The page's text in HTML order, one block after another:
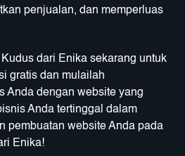
penjualan, dan memperluas
dari Enika sekarang untuk
gratis dan mulailah
Anda dengan website yang
Anda tertinggal dalam
pembuatan website Anda pada
Enika!